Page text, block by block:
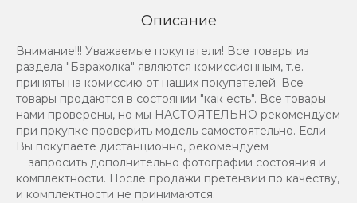
Описание
Внимание!!! Уважаемые покупатели! Все товары из
раздела "Барахолка" являются комиссионным, т.е.
приняты на комиссию от наших покупателей. Все
товары продаются в состоянии "как есть". Все товары
нами проверены, но мы НАСТОЯТЕЛЬНО рекомендуем
при пркупке проверить модель самостоятельно. Если
Вы покупаете дистанционно, рекомендуем
запросить дополнительно фотографии состояния и
комплектности. После продажи претензии по качеству,
и комплектности не принимаются.